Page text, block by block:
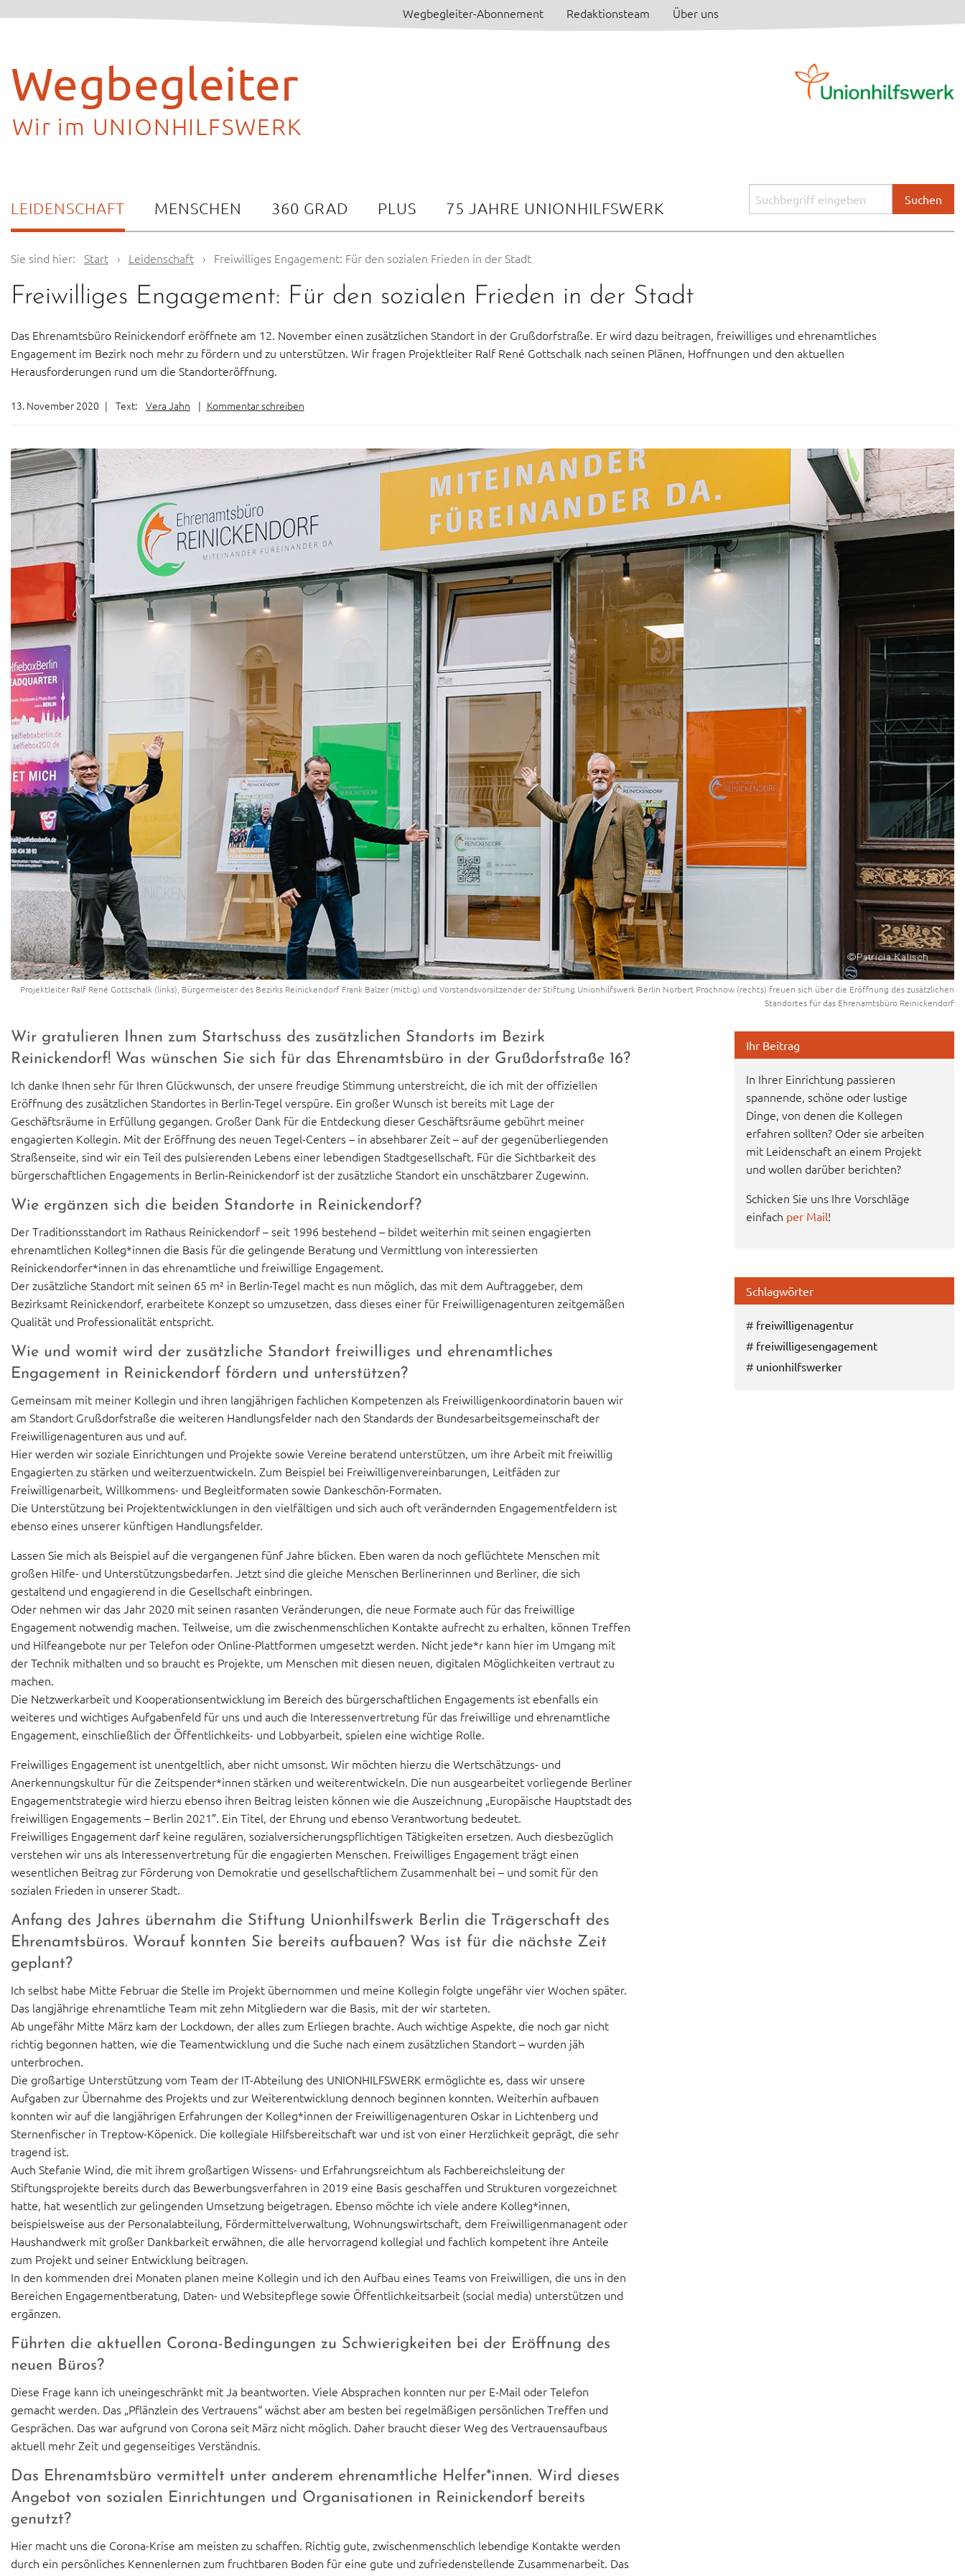
Wegbegleiter-Abonnement Redaktionsteam Über uns
Wegbegleiter
Wir im UNIONHILFSWERK
LEIDENSCHAFT MENSCHEN 360 GRAD PLUS 75 JAHRE UNIONHILFSWERK
Sie sind hier: Start › Leidenschaft › Freiwilliges Engagement: Für den sozialen Frieden in der Stadt
Freiwilliges Engagement: Für den sozialen Frieden in der Stadt
Das Ehrenamtsbüro Reinickendorf eröffnete am 12. November einen zusätzlichen Standort in der Grußdorfstraße. Er wird dazu beitragen, freiwilliges und ehrenamtliches
Engagement im Bezirk noch mehr zu fördern und zu unterstützen. Wir fragen Projektleiter Ralf René Gottschalk nach seinen Plänen, Hoffnungen und den aktuellen
Herausforderungen rund um die Standorteröffnung.
13. November 2020 | Text: Vera Jahn | Kommentar schreiben
Projektleiter Ralf René Gottschalk (links), Bürgermeister des Bezirks Reinickendorf Frank Balzer (mittig) und Vorstandsvorsitzender der Stiftung Unionhilfswerk Berlin Norbert Prochnow (rechts) freuen sich über die Eröffnung des zusätzlichen
Standortes für das Ehrenamtsbüro Reinickendorf
Wir gratulieren Ihnen zum Startschuss des zusätzlichen Standorts im Bezirk
Reinickendorf! Was wünschen Sie sich für das Ehrenamtsbüro in der Grußdorfstraße 16?
Ich danke Ihnen sehr für Ihren Glückwunsch, der unsere freudige Stimmung unterstreicht, die ich mit der offiziellen
Eröffnung des zusätzlichen Standortes in Berlin-Tegel verspüre. Ein großer Wunsch ist bereits mit Lage der
Geschäftsräume in Erfüllung gegangen. Großer Dank für die Entdeckung dieser Geschäftsräume gebührt meiner
engagierten Kollegin. Mit der Eröffnung des neuen Tegel-Centers – in absehbarer Zeit – auf der gegenüberliegenden
Straßenseite, sind wir ein Teil des pulsierenden Lebens einer lebendigen Stadtgesellschaft. Für die Sichtbarkeit des
bürgerschaftlichen Engagements in Berlin-Reinickendorf ist der zusätzliche Standort ein unschätzbarer Zugewinn.
Wie ergänzen sich die beiden Standorte in Reinickendorf?
Der Traditionsstandort im Rathaus Reinickendorf – seit 1996 bestehend – bildet weiterhin mit seinen engagierten
ehrenamtlichen Kolleg*innen die Basis für die gelingende Beratung und Vermittlung von interessierten
Reinickendorfer*innen in das ehrenamtliche und freiwillige Engagement.
Der zusätzliche Standort mit seinen 65 m² in Berlin-Tegel macht es nun möglich, das mit dem Auftraggeber, dem
Bezirksamt Reinickendorf, erarbeitete Konzept so umzusetzen, dass dieses einer für Freiwilligenagenturen zeitgemäßen
Qualität und Professionalität entspricht.
Wie und womit wird der zusätzliche Standort freiwilliges und ehrenamtliches
Engagement in Reinickendorf fördern und unterstützen?
Gemeinsam mit meiner Kollegin und ihren langjährigen fachlichen Kompetenzen als Freiwilligenkoordinatorin bauen wir
am Standort Grußdorfstraße die weiteren Handlungsfelder nach den Standards der Bundesarbeitsgemeinschaft der
Freiwilligenagenturen aus und auf.
Hier werden wir soziale Einrichtungen und Projekte sowie Vereine beratend unterstützen, um ihre Arbeit mit freiwillig
Engagierten zu stärken und weiterzuentwickeln. Zum Beispiel bei Freiwilligenvereinbarungen, Leitfäden zur
Freiwilligenarbeit, Willkommens- und Begleitformaten sowie Dankeschön-Formaten.
Die Unterstützung bei Projektentwicklungen in den vielfältigen und sich auch oft verändernden Engagementfeldern ist
ebenso eines unserer künftigen Handlungsfelder.
Lassen Sie mich als Beispiel auf die vergangenen fünf Jahre blicken. Eben waren da noch geflüchtete Menschen mit
großen Hilfe- und Unterstützungsbedarfen. Jetzt sind die gleiche Menschen Berlinerinnen und Berliner, die sich
gestaltend und engagierend in die Gesellschaft einbringen.
Oder nehmen wir das Jahr 2020 mit seinen rasanten Veränderungen, die neue Formate auch für das freiwillige
Engagement notwendig machen. Teilweise, um die zwischenmenschlichen Kontakte aufrecht zu erhalten, können Treffen
und Hilfeangebote nur per Telefon oder Online-Plattformen umgesetzt werden. Nicht jede*r kann hier im Umgang mit
der Technik mithalten und so braucht es Projekte, um Menschen mit diesen neuen, digitalen Möglichkeiten vertraut zu
machen.
Die Netzwerkarbeit und Kooperationsentwicklung im Bereich des bürgerschaftlichen Engagements ist ebenfalls ein
weiteres und wichtiges Aufgabenfeld für uns und auch die Interessenvertretung für das freiwillige und ehrenamtliche
Engagement, einschließlich der Öffentlichkeits- und Lobbyarbeit, spielen eine wichtige Rolle.
Freiwilliges Engagement ist unentgeltlich, aber nicht umsonst. Wir möchten hierzu die Wertschätzungs- und
Anerkennungskultur für die Zeitspender*innen stärken und weiterentwickeln. Die nun ausgearbeitet vorliegende Berliner
Engagementstrategie wird hierzu ebenso ihren Beitrag leisten können wie die Auszeichnung „Europäische Hauptstadt des
freiwilligen Engagements – Berlin 2021″. Ein Titel, der Ehrung und ebenso Verantwortung bedeutet.
Freiwilliges Engagement darf keine regulären, sozialversicherungspflichtigen Tätigkeiten ersetzen. Auch diesbezüglich
verstehen wir uns als Interessenvertretung für die engagierten Menschen. Freiwilliges Engagement trägt einen
wesentlichen Beitrag zur Förderung von Demokratie und gesellschaftlichem Zusammenhalt bei – und somit für den
sozialen Frieden in unserer Stadt.
Anfang des Jahres übernahm die Stiftung Unionhilfswerk Berlin die Trägerschaft des
Ehrenamtsbüros. Worauf konnten Sie bereits aufbauen? Was ist für die nächste Zeit
geplant?
Ich selbst habe Mitte Februar die Stelle im Projekt übernommen und meine Kollegin folgte ungefähr vier Wochen später.
Das langjährige ehrenamtliche Team mit zehn Mitgliedern war die Basis, mit der wir starteten.
Ab ungefähr Mitte März kam der Lockdown, der alles zum Erliegen brachte. Auch wichtige Aspekte, die noch gar nicht
richtig begonnen hatten, wie die Teamentwicklung und die Suche nach einem zusätzlichen Standort – wurden jäh
unterbrochen.
Die großartige Unterstützung vom Team der IT-Abteilung des UNIONHILFSWERK ermöglichte es, dass wir unsere
Aufgaben zur Übernahme des Projekts und zur Weiterentwicklung dennoch beginnen konnten. Weiterhin aufbauen
konnten wir auf die langjährigen Erfahrungen der Kolleg*innen der Freiwilligenagenturen Oskar in Lichtenberg und
Sternenfischer in Treptow-Köpenick. Die kollegiale Hilfsbereitschaft war und ist von einer Herzlichkeit geprägt, die sehr
tragend ist.
Auch Stefanie Wind, die mit ihrem großartigen Wissens- und Erfahrungsreichtum als Fachbereichsleitung der
Stiftungsprojekte bereits durch das Bewerbungsverfahren in 2019 eine Basis geschaffen und Strukturen vorgezeichnet
hatte, hat wesentlich zur gelingenden Umsetzung beigetragen. Ebenso möchte ich viele andere Kolleg*innen,
beispielsweise aus der Personalabteilung, Fördermittelverwaltung, Wohnungswirtschaft, dem Freiwilligenmanagent oder
Haushandwerk mit großer Dankbarkeit erwähnen, die alle hervorragend kollegial und fachlich kompetent ihre Anteile
zum Projekt und seiner Entwicklung beitragen.
In den kommenden drei Monaten planen meine Kollegin und ich den Aufbau eines Teams von Freiwilligen, die uns in den
Bereichen Engagementberatung, Daten- und Websitepflege sowie Öffentlichkeitsarbeit (social media) unterstützen und
ergänzen.
Führten die aktuellen Corona-Bedingungen zu Schwierigkeiten bei der Eröffnung des
neuen Büros?
Diese Frage kann ich uneingeschränkt mit Ja beantworten. Viele Absprachen konnten nur per E-Mail oder Telefon
gemacht werden. Das „Pflänzlein des Vertrauens“ wächst aber am besten bei regelmäßigen persönlichen Treffen und
Gesprächen. Das war aufgrund von Corona seit März nicht möglich. Daher braucht dieser Weg des Vertrauensaufbaus
aktuell mehr Zeit und gegenseitiges Verständnis.
Das Ehrenamtsbüro vermittelt unter anderem ehrenamtliche Helfer*innen. Wird dieses
Angebot von sozialen Einrichtungen und Organisationen in Reinickendorf bereits
genutzt?
Hier macht uns die Corona-Krise am meisten zu schaffen. Richtig gute, zwischenmenschlich lebendige Kontakte werden
durch ein persönliches Kennenlernen zum fruchtbaren Boden für eine gute und zufriedenstellende Zusammenarbeit. Das
Ihr Beitrag
In Ihrer Einrichtung passieren
spannende, schöne oder lustige
Dinge, von denen die Kollegen
erfahren sollten? Oder sie arbeiten
mit Leidenschaft an einem Projekt
und wollen darüber berichten?
Schicken Sie uns Ihre Vorschläge
einfach per Mail!
Schlagwörter
# freiwilligenagentur
# freiwilligesengagement
# unionhilfswerker